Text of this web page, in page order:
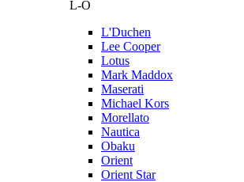
L-O
L'Duchen
Lee Cooper
Lotus
Mark Maddox
Maserati
Michael Kors
Morellato
Nautica
Obaku
Orient
Orient Star